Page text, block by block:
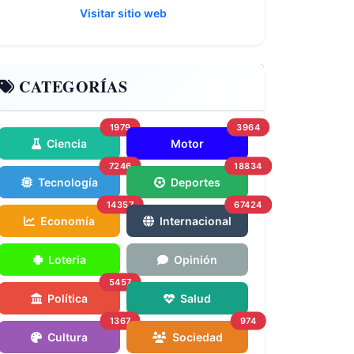
Visitar sitio web
CATEGORÍAS
Ciencia
1979
Motor
3964
Tecnología
7246
Deportes
18834
Economía
14357
Internacional
67424
Loteria Opinión
Política
5457
Salud
Cultura
1367
Sociedad
974